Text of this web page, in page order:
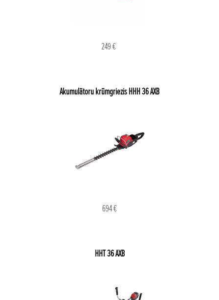
249 €
Akumulātoru krūmgriezis HHH 36 AXB
694 €
HHT 36 AXB